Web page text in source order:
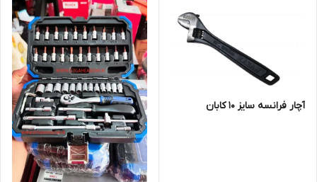
آچار فرانسه سایز 10 کابان